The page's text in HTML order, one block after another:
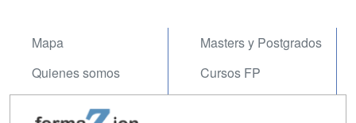
Mapa
Quienes somos
Masters y Postgrados
Cursos FP